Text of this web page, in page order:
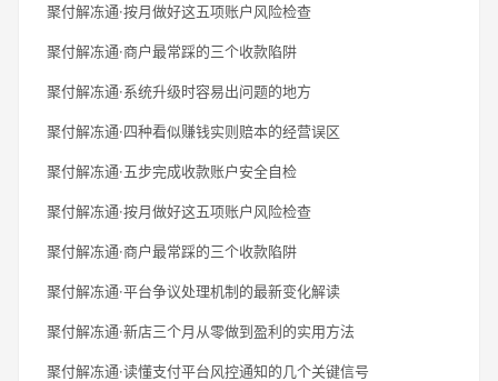
聚付解冻通·按月做好这五项账户风险检查
聚付解冻通·商户最常踩的三个收款陷阱
聚付解冻通·系统升级时容易出问题的地方
聚付解冻通·四种看似赚钱实则赔本的经营误区
聚付解冻通·五步完成收款账户安全自检
聚付解冻通·按月做好这五项账户风险检查
聚付解冻通·商户最常踩的三个收款陷阱
聚付解冻通·平台争议处理机制的最新变化解读
聚付解冻通·新店三个月从零做到盈利的实用方法
聚付解冻通·读懂支付平台风控通知的几个关键信号